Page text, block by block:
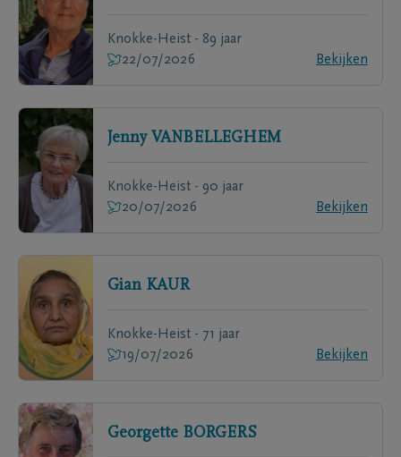
Knokke-Heist - 89 jaar
22/07/2026
Bekijken
Jenny VANBELLEGHEM
Knokke-Heist - 90 jaar
20/07/2026
Bekijken
Gian KAUR
Knokke-Heist - 71 jaar
19/07/2026
Bekijken
Georgette BORGERS